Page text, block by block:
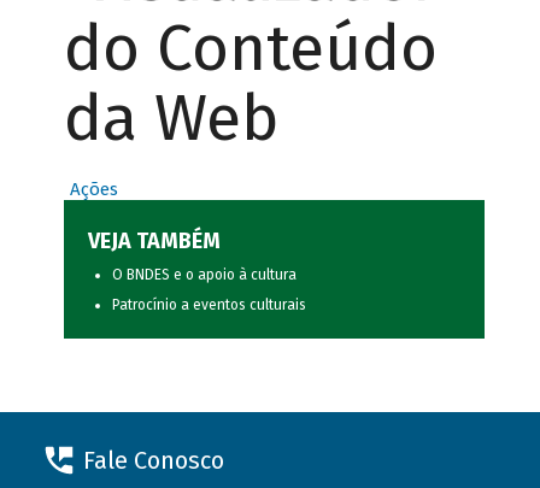
do Conteúdo
da Web
Ações
VEJA TAMBÉM
O BNDES e o apoio à cultura
Patrocínio a eventos culturais
Fale Conosco